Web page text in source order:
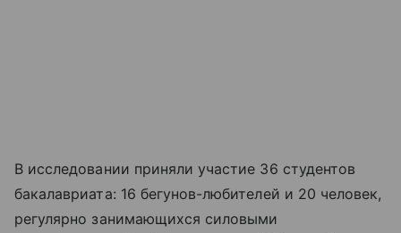
В исследовании приняли участие 36 студентов
бакалавриата: 16 бегунов-любителей и 20 человек,
регулярно занимающихся силовыми